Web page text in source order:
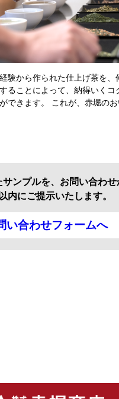
験から作られた仕上げ茶を、
ることによって、納得いくコ
できます。 これが、赤堀の
サンプルを、お問い合わ
内にご提示いたします。
い合わせフォームへ